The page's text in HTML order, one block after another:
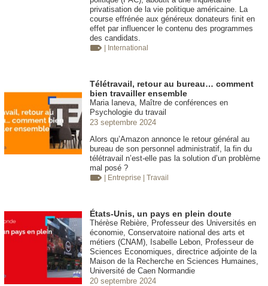
privatisation de la vie politique américaine. La
course effrénée aux généreux donateurs finit en
effet par influencer le contenu des programmes
des candidats.
| International
Télétravail, retour au bureau… comment
bien travailler ensemble
Maria Ianeva, Maître de conférences en
Psychologie du travail
23 septembre 2024
Alors qu’Amazon annonce le retour général au
bureau de son personnel administratif, la fin du
télétravail n’est-elle pas la solution d’un problème
mal posé ?
| Entreprise | Travail
États-Unis, un pays en plein doute
Thérèse Rebière, Professeur des Universités en
économie, Conservatoire national des arts et
métiers (CNAM), Isabelle Lebon, Professeur de
Sciences Economiques, directrice adjointe de la
Maison de la Recherche en Sciences Humaines,
Université de Caen Normandie
20 septembre 2024